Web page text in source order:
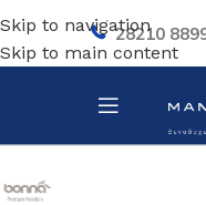
Skip to navigation
Skip to main content
28210
Αρχική σελίδα/